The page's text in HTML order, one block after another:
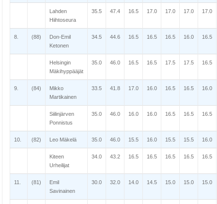
Lahden
Hiihtoseura
35.5 47.4 16.5 17.0 17.0 17.0 17.0
8. (88)
Don-Emil
Ketonen
34.5 44.6 16.5 16.5 16.5 16.0 16.5
Helsingin
Mäkihyppääjät
35.0 46.0 16.5 16.5 17.5 17.5 16.5
9. (84)
Mikko
Martikainen
33.5 41.8 17.0 16.0 16.5 16.5 16.0
Siilinjärven
Ponnistus
35.0 46.0 16.0 16.0 16.5 16.5 16.5
10. (82) Leo Mäkelä 35.0 46.0 15.5 16.0 15.5 15.5 16.0
Kiteen
Urheilijat
34.0 43.2 16.5 16.5 16.5 16.5 16.5
11. (81)
Emil
Savinainen
30.0 32.0 14.0 14.5 15.0 15.0 15.0